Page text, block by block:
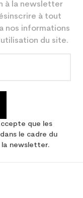
à la newsletter
à tout
nos informations
du site.
que les
le cadre du
newsletter.